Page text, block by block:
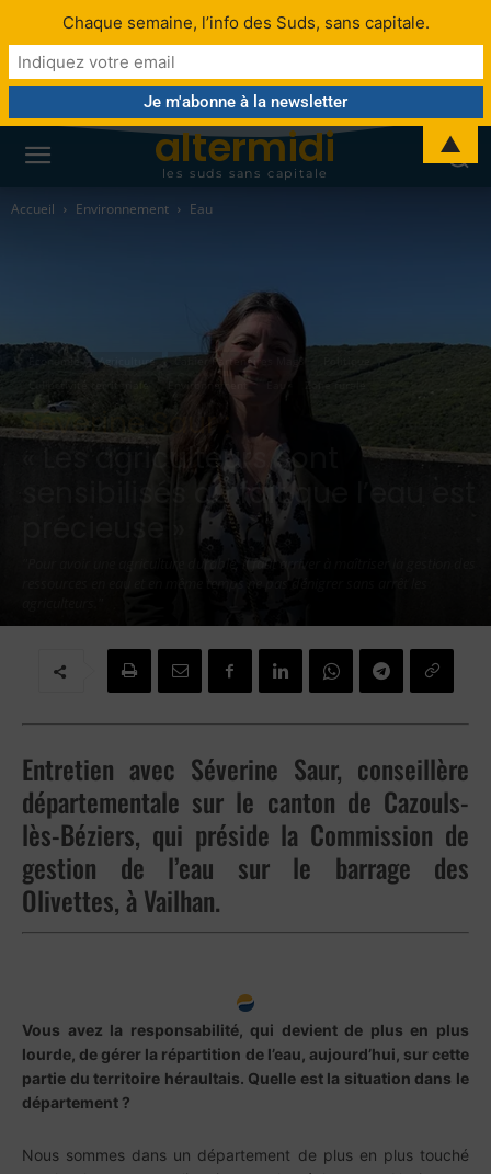
altermidi
les suds sans capitale
Accueil Environnement Eau
Économie Agriculture Cahier Partenaires Mag8
Environnement Zone rurale
Séverine Saur :
« Les agriculteurs sont
sensibilisés au fait que l’eau est
"Pour avoir une agriculture durable, il faut arriver à maîtriser la gestion des
ressources en eau et en même temps ne pas dénigrer sans arrêt les
Entretien avec Séverine Saur, conseillère
départementale sur le canton de Cazouls-
lès-Béziers, qui préside la Commission de
gestion de l’eau sur le barrage des
Olivettes, à Vailhan.
Vous avez la responsabilité, qui devient de plus en plus
lourde, de gérer la répartition de l’eau, aujourd’hui, sur cette
partie du territoire héraultais. Quelle est la situation dans le
département ?
Nous sommes dans un département de plus en plus touché
Chaque semaine, l’info des Suds, sans capitale.
▲